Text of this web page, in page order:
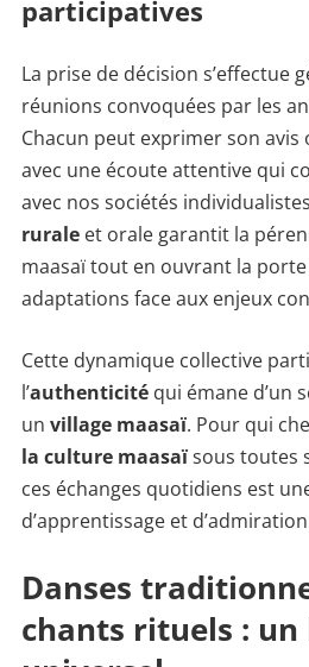
participatives
La prise de décision s’effectue
réunions convoquées par les
Chacun peut exprimer son avis
avec une écoute attentive qui
avec nos sociétés
ruraleet orale garantit la
maasaï tout en ouvrant la
adaptations face aux enjeux
Cette dynamique collective
l’authenticitéqui émane d’un
un village maasaï. Pour qui
la culture maasaïsous toutes
ces échanges quotidiens est
d’apprentissage et
Danses
chants rituels : un